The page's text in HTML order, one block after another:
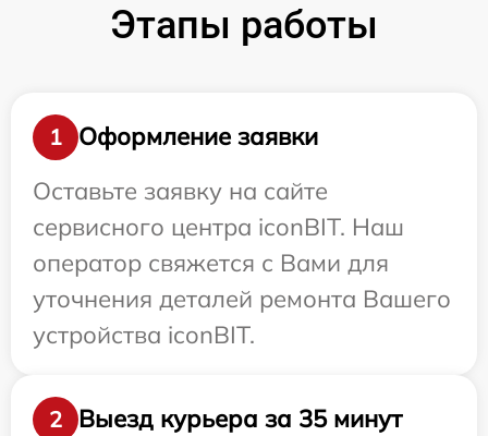
Этапы работы
1
Оформление заявки
Оставьте заявку на сайте
сервисного центра iconBIT. Наш
оператор свяжется с Вами для
уточнения деталей ремонта Вашего
устройства iconBIT.
2
Выезд курьера за 35 минут